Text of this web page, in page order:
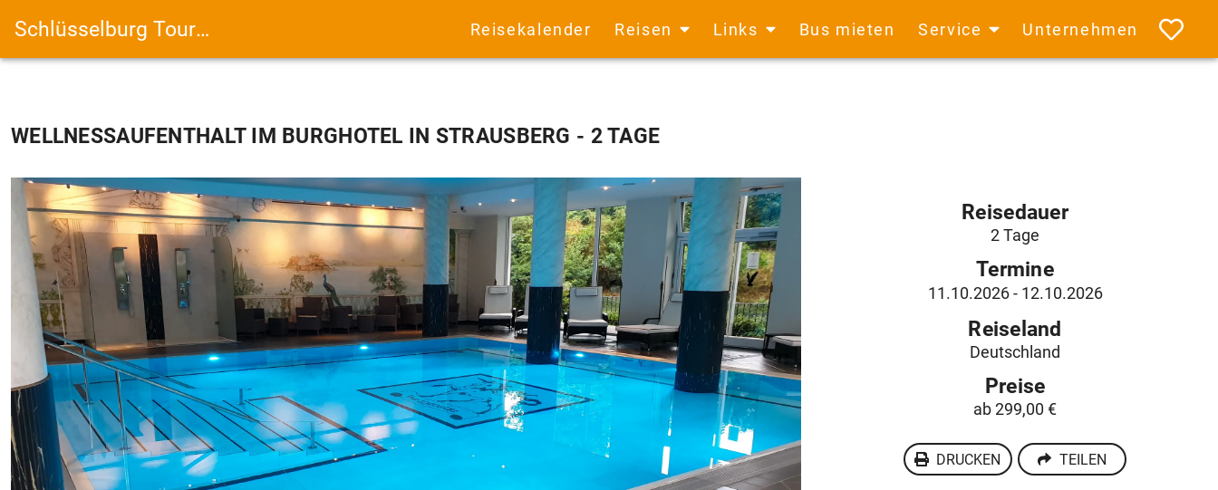
Schlüsselburg Touristik Reisekalender Reisen Links Bus mieten Service Unternehmen
WELLNESSAUFENTHALT IM BURGHOTEL IN STRAUSBERG - 2 TAGE
Reisedauer
2 Tage
Termine
11.10.2026- 12.10.2026
Reiseland
Deutschland
Preise
ab 299,00 €
DRUCKEN TEILEN